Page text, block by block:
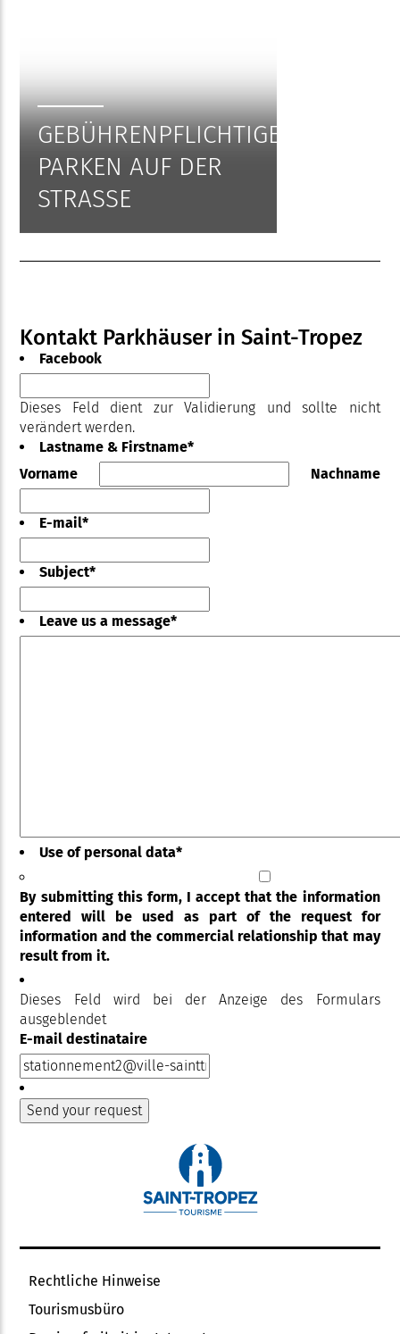
GEBÜHRENPFLICHTIGES
PARKEN AUF DER
STRASSE
Kontakt Parkhäuser in Saint-Tropez
Facebook
Dieses Feld dient zur Validierung und sollte nicht
verändert werden.
Lastname & Firstname*
Vorname
Nachname
E-mail*
Subject*
Leave us a message*
Use of personal data*
By submitting this form, I accept that the information
entered will be used as part of the request for
information and the commercial relationship that may
result from it.
Dieses Feld wird bei der Anzeige des Formulars
ausgeblendet
E-mail destinataire
Rechtliche Hinweise
Tourismusbüro